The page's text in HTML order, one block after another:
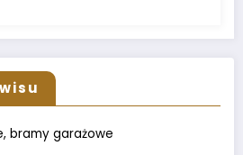
bramy garażowe